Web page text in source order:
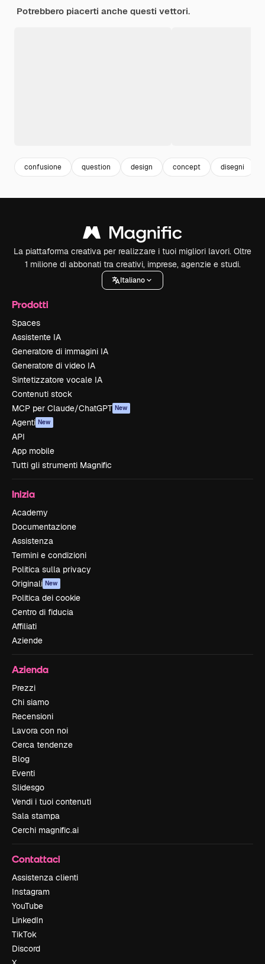
Potrebbero piacerti anche questi vettori.
confusione question design concept disegni
La piattaforma creativa per realizzare i tuoi migliori lavori. Oltre
1 milione di abbonati tra creativi, imprese, agenzie e studi.
Italiano
Prodotti
Spaces
Assistente IA
Generatore di immagini IA
Generatore di video IA
Sintetizzatore vocale IA
Contenuti stock
MCP per Claude/ChatGPT New
Agenti New
API
App mobile
Tutti gli strumenti Magnific
Inizia
Academy
Documentazione
Assistenza
Termini e condizioni
Politica sulla privacy
Originali New
Politica dei cookie
Centro di fiducia
Affiliati
Aziende
Azienda
Prezzi
Chi siamo
Recensioni
Lavora con noi
Cerca tendenze
Blog
Eventi
Slidesgo
Vendi i tuoi contenuti
Sala stampa
Cerchi magnific.ai
Contattaci
Assistenza clienti
Instagram
YouTube
LinkedIn
TikTok
Discord